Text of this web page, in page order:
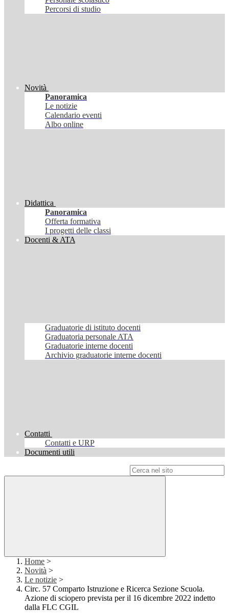
Percorsi di studio
Novità
Panoramica
Le notizie
Calendario eventi
Albo online
Didattica
Panoramica
Offerta formativa
I progetti delle classi
Docenti & ATA
Graduatorie di istituto docenti
Graduatoria personale ATA
Graduatorie interne docenti
Archivio graduatorie interne docenti
Contatti
Contatti e URP
Documenti utili
Home >
Novità >
Le notizie >
Circ. 57 Comparto Istruzione e Ricerca Sezione Scuola.
Azione di sciopero prevista per il 16 dicembre 2022 indetto
dalla FLC CGIL